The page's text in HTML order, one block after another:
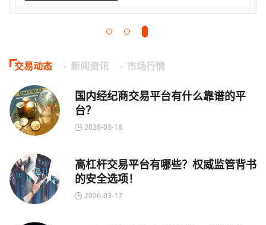
交易动态 新闻资讯 市场行情
国内经纪商交易平台有什么靠谱的平
台？
2026-03-18
高杠杆交易平台有哪些？权威监管背书
的安全选项！
2026-03-17